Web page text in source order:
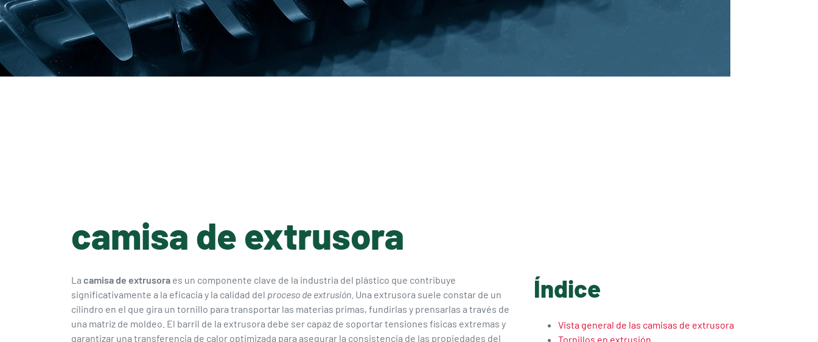
camisa de extrusora
La camisa de extrusora es un componente clave de la industria del plástico que contribuye
significativamente a la eficacia y la calidad del proceso de extrusión . Una extrusora suele constar de un
cilindro en el que gira un tornillo para transportar las materias primas, fundirlas y prensarlas a través de
una matriz de moldeo. El barril de la extrusora debe ser capaz de soportar tensiones físicas extremas y
garantizar una transferencia de calor optimizada para asegurar la consistencia de las propiedades del
Índice
Vista general de las camisas de extrusora
Tornillos en extrusión